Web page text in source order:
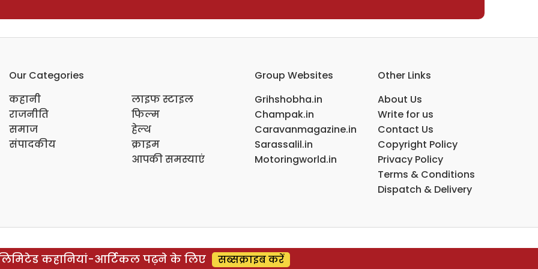
Our Categories
कहानी
राजनीति
समाज
संपादकीय
लाइफ स्टाइल
फिल्म
हेल्थ
क्राइम
आपकी समस्याएं
Group Websites
Grihshobha.in
Champak.in
Caravanmagazine.in
Sarassalil.in
Motoringworld.in
Other Links
About Us
Write for us
Contact Us
Copyright Policy
Privacy Policy
Terms & Conditions
Dispatch & Delivery
कहानियां-आर्टिकल पढ़ने के लिए सब्सक्राइब करें